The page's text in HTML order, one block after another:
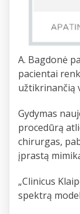
A. Bagdonė
pacientai
užtikrinančią
Gydymas
procedūrą
chirurgas,
įprastą
„Clinicus
spektrą